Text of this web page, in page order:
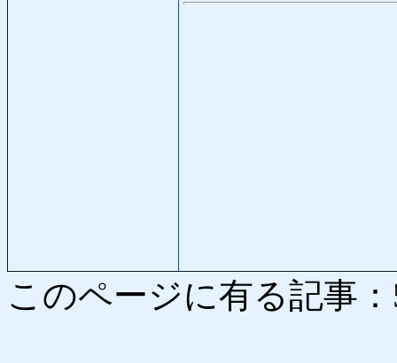
このページに有る記事